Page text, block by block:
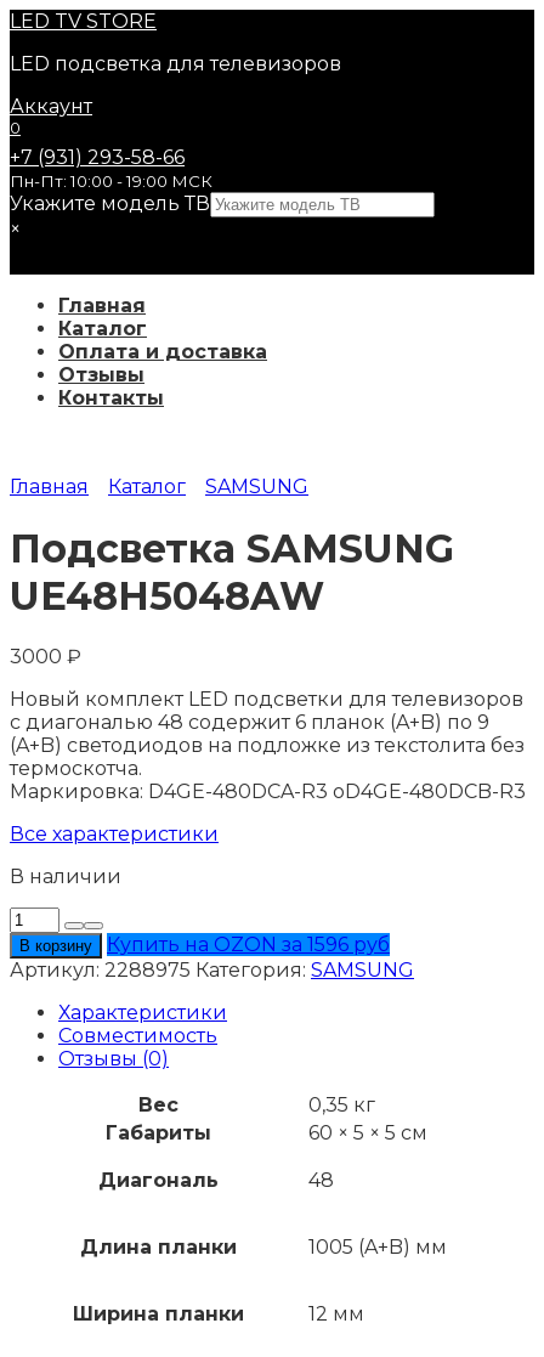
Перейти
содержанию
LED TV STORE
LED подсветка для телевизоров
Аккаунт
0
+7 (931) 293-58-66
Пн-Пт: 10:00 - 19:00 МСК
Укажите модель ТВ
×
Главная
Каталог
Оплата и доставка
Отзывы
Контакты
Главная Каталог SAMSUNG
Подсветка SAMSUNG
UE48H5048AW
3000 ₽
Новый комплект LED подсветки для телевизоров
с диагональю 48 содержит 6 планок (A+B) по 9
(A+B) светодиодов на подложке из текстолита без
термоскотча.
Маркировка: D4GE-480DCA-R3 oD4GE-480DCB-R3
Все характеристики
В наличии
Количество
товара
Подсветка
SAMSUNG
UE48H5048AW
В корзину
Купить на OZON за 1596 руб
Артикул: 2288975 Категория: SAMSUNG
Характеристики
Совместимость
Отзывы (0)
Вес
0,35 кг
Габариты
60 × 5 × 5 см
Диагональ 48
Длина планки 1005 (A+B) мм
Ширина планки 12 мм